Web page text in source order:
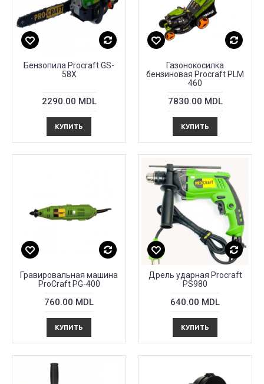
Бензопила Procraft GS-
58X
2290.00 MDL
КУПИТЬ
Газонокосилка
бензиновая Procraft PLM
460
7830.00 MDL
КУПИТЬ
Гравировальная машина
ProCraft PG-400
760.00 MDL
КУПИТЬ
Дрель ударная Procraft
PS980
640.00 MDL
КУПИТЬ